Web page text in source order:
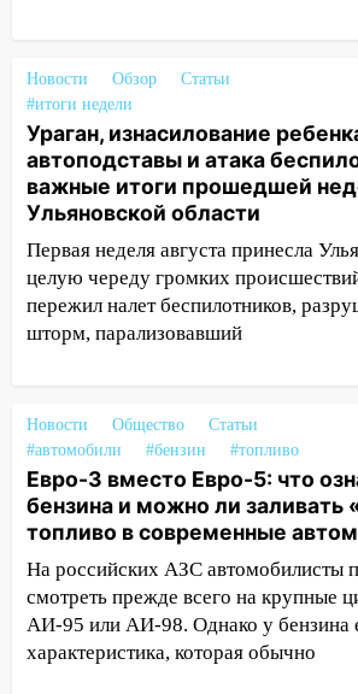
Прогноз погоды в
16:34
Из-за мощной
Ульяновске отменили
время»
16:17 Мелекесский район
Ульяновской области
100 тысяч тонн зерна
15:17 В колледжи и
Ульяновской области
тысяч заявлений
после шторма: поваленные
затопленные улицы
14:28
Ураган вырвал
Деева в Заволжье
14:26
Жители Ульяновска
пытаются расчистить
дождавшись
14:16 Шторм продолжает
Новости Обзор
Статьи
#итоги недели
Ураган, изнасилование
автоподставы и атака
важные итоги прошедшей
Ульяновской области
Первая неделя августа принесла
целую череду громких
пережил налет беспилотников,
шторм, парализовавший
Новости Общество
Статьи
#автомобили
#бензин #топливо
Евро-3 вместо Евро-5: что
бензина и можно ли заливать
топливо в современные
На российских АЗС автомобилисты
смотреть прежде всего на
АИ-95 или АИ-98. Однако у бензина
характеристика, которая обычно